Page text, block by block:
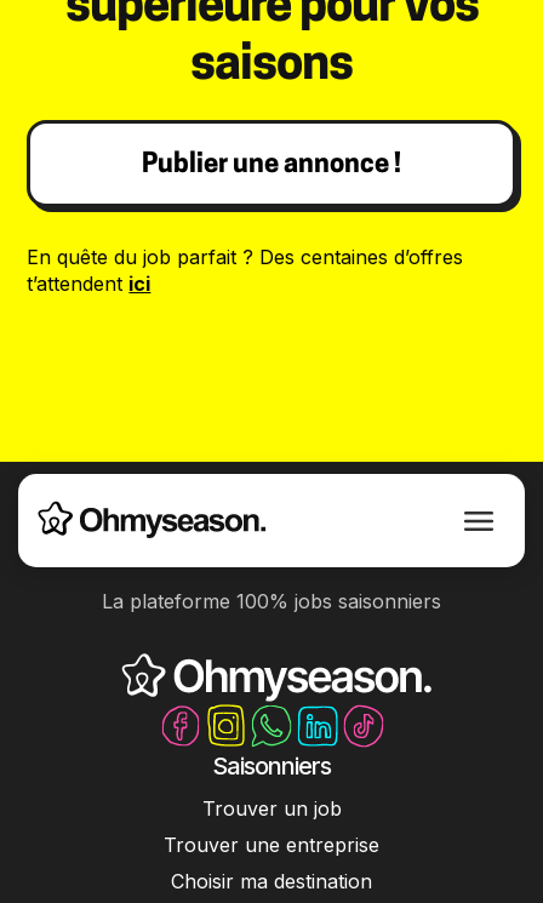
saisons
Publier une annonce !
En quête du job parfait ? Des centaines d’offres
t’attendent ici
La plateforme 100% jobs saisonniers
Saisonniers
Trouver un job
Trouver une entreprise
Choisir ma destination